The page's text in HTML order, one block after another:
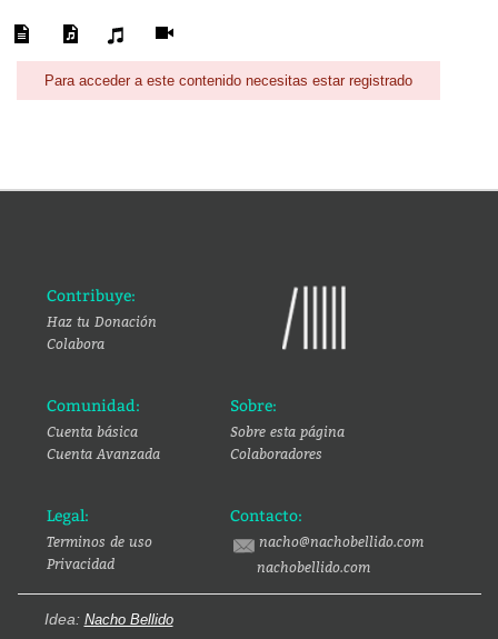
Para acceder a este contenido necesitas estar registrado
Contribuye:
Haz tu Donación
Colabora
Comunidad:
Cuenta básica
Cuenta Avanzada
Sobre:
Sobre esta página
Colaboradores
Legal:
Terminos de uso
Privacidad
Contacto:
nacho@nachobellido.com
nachobellido.com
Idea: Nacho Bellido